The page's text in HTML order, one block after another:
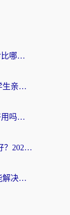
Malus VPN好用吗？和小牛VPN对比哪个回国效果更好？海外党亲测实用指南
在国外如何开回国加速器呢？留学生亲测的无缝访问国内资源指南
海外党必看：Quickback和ToCN好用吗？3分钟选对回国加速器的实用指南
海外党纠结迅游和FlashBack哪个好？2026实用指南教你选对回国加速器
海外党必看：加速器免费版真的能解决回国访问难题吗？附实用选择指南